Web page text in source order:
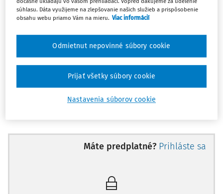
poriadok “). Doručovanie predstavuje právny inštitút,
ktorým správca dane oznamuje určitú skutočnosť
daňovému subjektu, tretej osobe, prípadne inému
Riadne doručenie písomnosti má veľký význam. Proti
účastníkovi konania, ktorému nebola písomnosť riadne
doručená, nie je možné vyvodiť dôsledky spájané so
znalosťou obsahu písomností.
tom, že správca dane je podľa§ 24 ods. 3 daňového
povinný preukazovať skutočnosti o úkonoch
riadne doručenie vlastných písomností daňovému
Máte predplatné? Prihláste sa
súhlasu. Dáta využijeme na zlepšovanie našich služieb a prispôsobenie
obsahu webu priamo Vám na mieru. Viac informácií
Nastavenia súborov cookie
Odmietnut nepovinné súbory cookie
Prijať všetky súbory cookie